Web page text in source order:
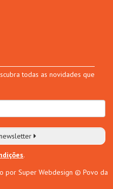
todas as novidades que
.
por Super Webdesign © Povo da